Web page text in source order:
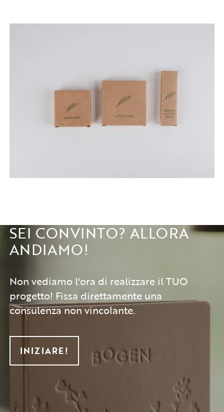
SEI CONVINTO? ALLORA
ANDIAMO!
Non vediamo l'ora di realizzare il TUO
progetto! Fissa direttamente una
consulenza non vincolante.
INIZIARE!